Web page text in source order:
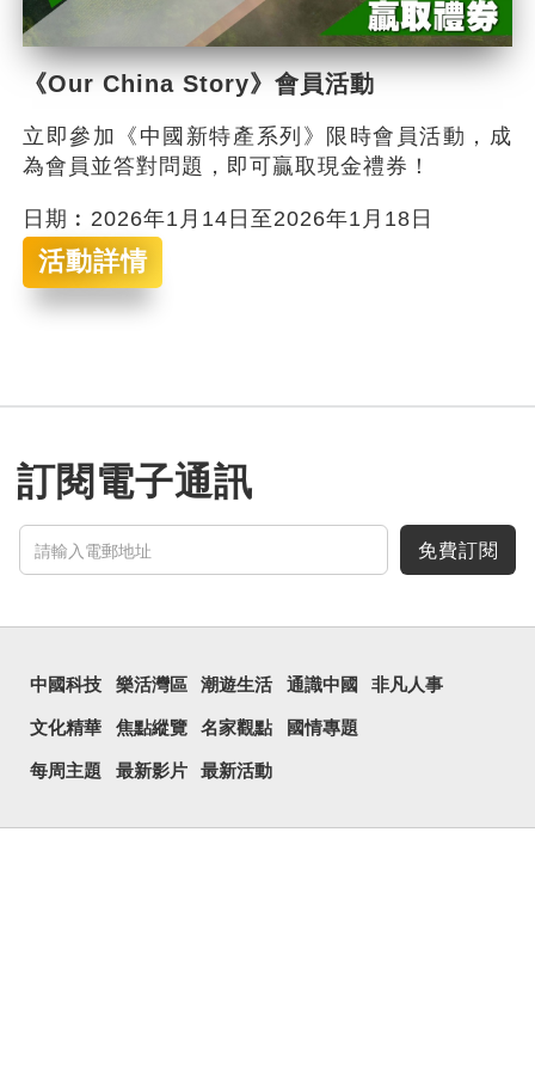
《Our China Story》會員活動
立即參加《中國新特產系列》限時會員活動，成
為會員並答對問題，即可贏取現金禮券！
日期︰2026年1月14日至2026年1月18日
活動詳情
訂閱電子通訊
免費訂閱
中國科技 樂活灣區 潮遊生活 通識中國 非凡人事
文化精華 焦點縱覽 名家觀點 國情專題
每周主題 最新影片 最新活動